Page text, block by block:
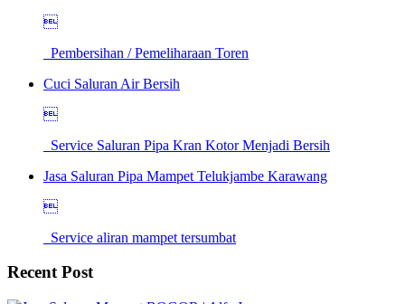

Pembersihan / Pemeliharaan Toren
Cuci Saluran Air Bersih

Service Saluran Pipa Kran Kotor Menjadi Bersih
Jasa Saluran Pipa Mampet Telukjambe Karawang

Service aliran mampet tersumbat
Recent Post